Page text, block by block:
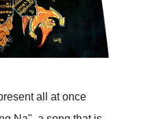
all at once